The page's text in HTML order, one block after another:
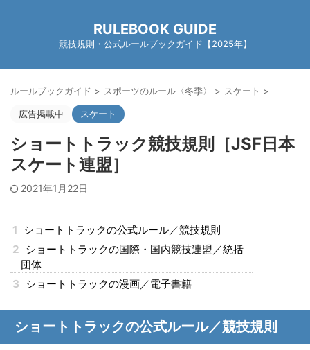
RULEBOOK GUIDE
競技規則・公式ルールブックガイド【2025年】
ルールブックガイド > スポーツのルール〈冬季〉 > スケート >
広告掲載中 スケート
ショートトラック競技規則［JSF日本
スケート連盟］
2021年1月22日
1 ショートトラックの公式ルール／競技規則
2 ショートトラックの国際・国内競技連盟／統括
団体
3 ショートトラックの漫画／電子書籍
ショートトラックの公式ルール／競技規則